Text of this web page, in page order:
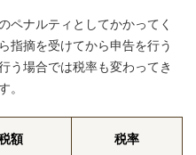
ペナルティとしてかかってく
指摘を受けてから申告を行う
う場合では税率も変わってき
。
額 税率